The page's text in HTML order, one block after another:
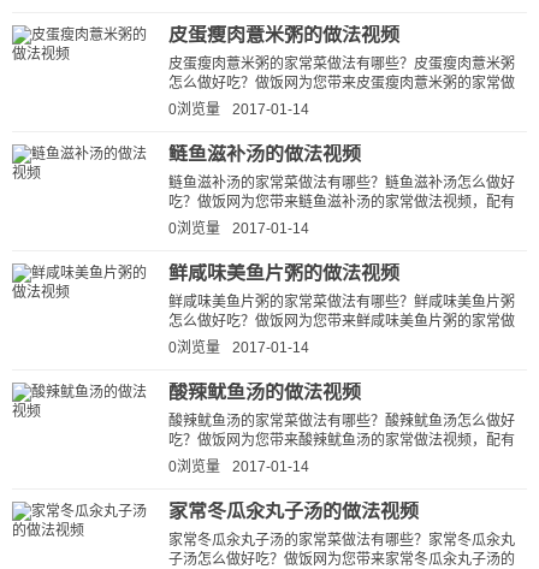
皮蛋瘦肉薏米粥的做法视频
皮蛋瘦肉薏米粥的家常菜做法有哪些？皮蛋瘦肉薏米粥
怎么做好吃？做饭网为您带来皮蛋瘦肉薏米粥的家常做
法视频，配有详细的皮蛋瘦肉薏米...
0浏览量 2017-01-14
鲢鱼滋补汤的做法视频
鲢鱼滋补汤的家常菜做法有哪些？鲢鱼滋补汤怎么做好
吃？做饭网为您带来鲢鱼滋补汤的家常做法视频，配有
详细的鲢鱼滋补汤的做法视频详解...
0浏览量 2017-01-14
鲜咸味美鱼片粥的做法视频
鲜咸味美鱼片粥的家常菜做法有哪些？鲜咸味美鱼片粥
怎么做好吃？做饭网为您带来鲜咸味美鱼片粥的家常做
法视频，配有详细的鲜咸味美鱼片...
0浏览量 2017-01-14
酸辣鱿鱼汤的做法视频
酸辣鱿鱼汤的家常菜做法有哪些？酸辣鱿鱼汤怎么做好
吃？做饭网为您带来酸辣鱿鱼汤的家常做法视频，配有
详细的酸辣鱿鱼汤的做法视频详解...
0浏览量 2017-01-14
家常冬瓜汆丸子汤的做法视频
家常冬瓜汆丸子汤的家常菜做法有哪些？家常冬瓜汆丸
子汤怎么做好吃？做饭网为您带来家常冬瓜汆丸子汤的